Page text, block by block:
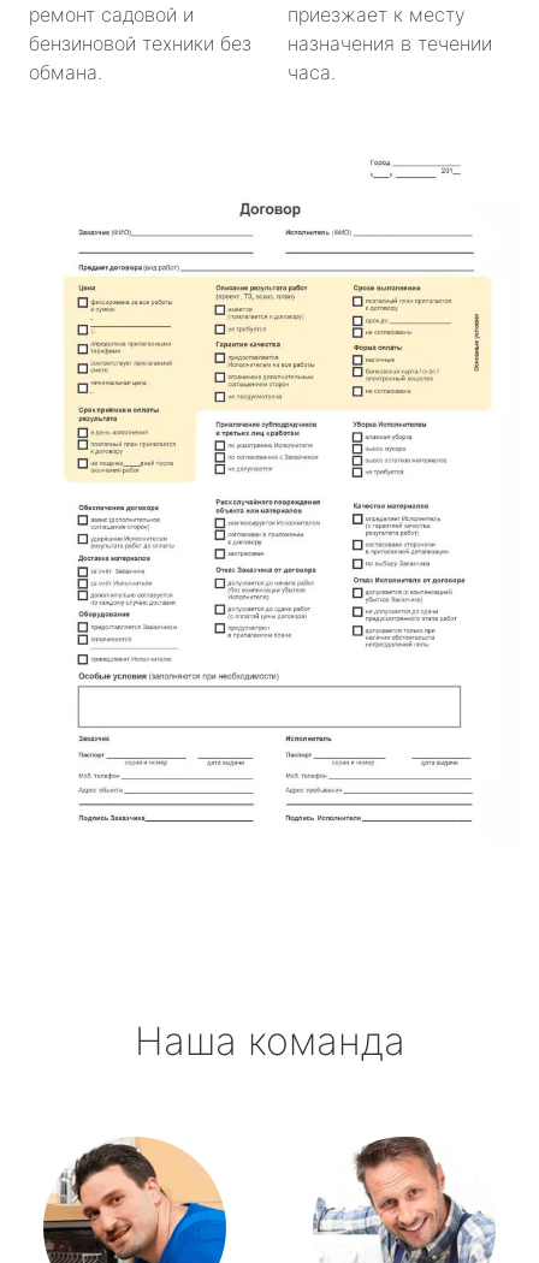
ремонт садовой и
бензиновой техники без
обмана.
приезжает к месту
назначения в течении
часа.
Наша команда